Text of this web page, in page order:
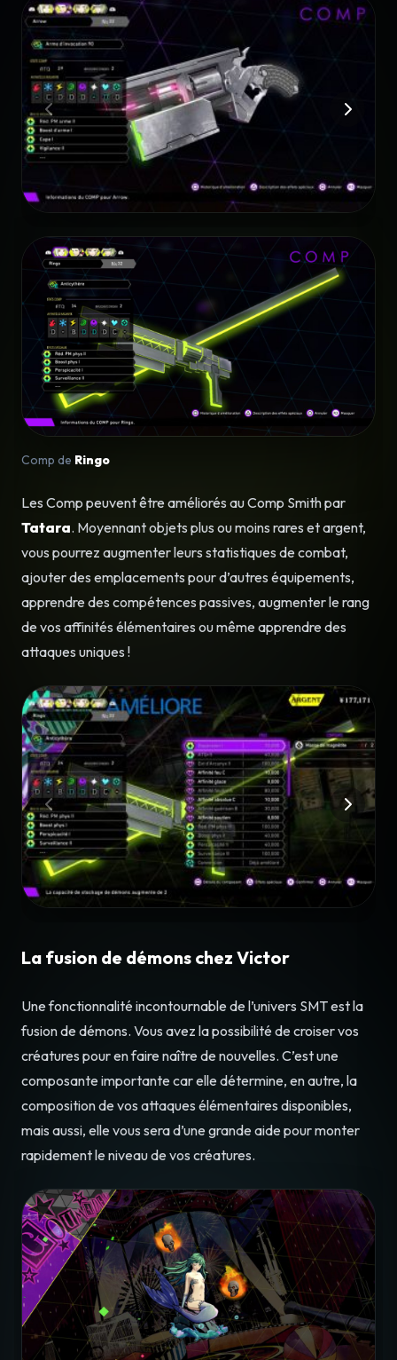
Comp de Ringo
Les Comp peuvent être améliorés au Comp Smith par
Tatara. Moyennant objets plus ou moins rares et argent,
vous pourrez augmenter leurs statistiques de combat,
ajouter des emplacements pour d’autres équipements,
apprendre des compétences passives, augmenter le rang
de vos affinités élémentaires ou même apprendre des
attaques uniques !
La fusion de démons chez Victor
Une fonctionnalité incontournable de l’univers SMT est la
fusion de démons. Vous avez la possibilité de croiser vos
créatures pour en faire naître de nouvelles. C’est une
composante importante car elle détermine, en autre, la
composition de vos attaques élémentaires disponibles,
mais aussi, elle vous sera d’une grande aide pour monter
rapidement le niveau de vos créatures.